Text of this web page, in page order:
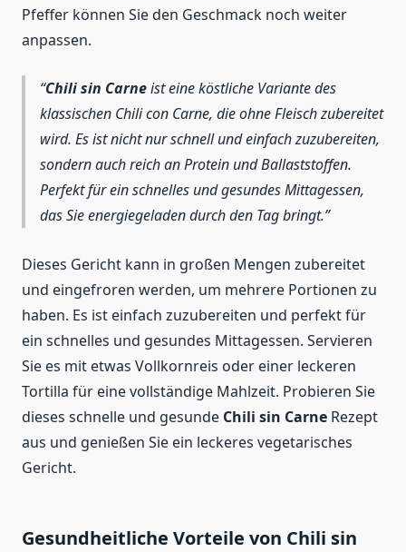
Pfeffer können Sie den Geschmack noch weiter
anpassen.
Chili sin Carneist eine köstliche Variante des
klassischen Chili con Carne, die ohne Fleisch zubereitet
wird. Es ist nicht nur schnell und einfach zuzubereiten,
sondern auch reich an Protein und Ballaststoffen.
Perfekt für ein schnelles und gesundes Mittagessen,
das Sie energiegeladen durch den Tag bringt.
Dieses Gericht kann in großen Mengen zubereitet
und eingefroren werden, um mehrere Portionen zu
haben. Es ist einfach zuzubereiten und perfekt für
ein schnelles und gesundes Mittagessen. Servieren
Sie es mit etwas Vollkornreis oder einer leckeren
Tortilla für eine vollständige Mahlzeit. Probieren Sie
dieses schnelle und gesunde Chili sin Carne Rezept
aus und genießen Sie ein leckeres vegetarisches
Gericht.
Gesundheitliche Vorteile von Chili sin